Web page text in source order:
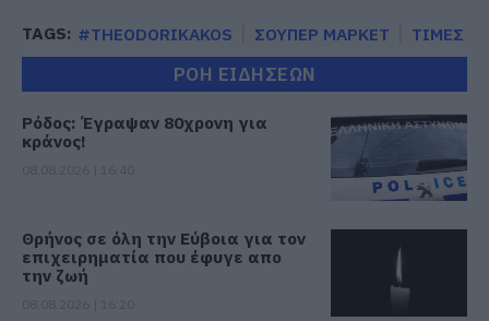
TAGS: #THEODORIKAKOS ΣΟΥΠΕΡ ΜΑΡΚΕΤ ΤΙΜΕΣ
ΡΟΗ ΕΙΔΗΣΕΩΝ
Ρόδος: Έγραψαν 80χρονη για
κράνος!
Θρήνος σε όλη την Εύβοια για τον
επιχειρηματία που έφυγε απο
την ζωή